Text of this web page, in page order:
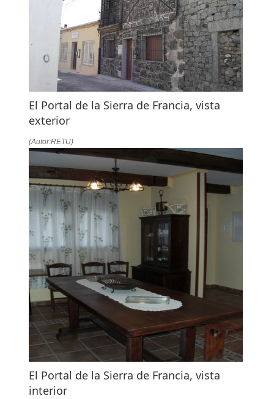
El Portal de la Sierra de Francia, vista
exterior
(Autor:RETU)
El Portal de la Sierra de Francia, vista
interior